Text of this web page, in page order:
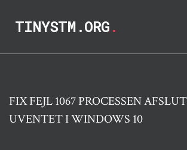
TINYSTM.ORG.
FIX FEJL 1067 PROCESSEN
UVENTET I WINDOWS 10